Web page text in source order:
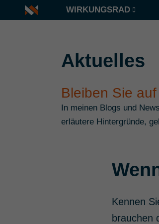
WIRKUNGSRAD
Aktuelles
Bleiben Sie
In meinen Blogs und
erläutere Hintergründe,
Kennen
brauchen